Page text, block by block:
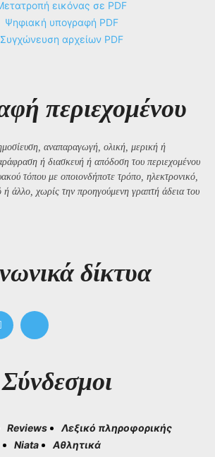
εικόνας σε PDF
Ψηφιακή υπογραφή PDF
Συγχώνευση αρχείων PDF
περιεχομένου
αναπαραγωγή, ολική, μερική ή
ή διασκευή ή απόδοση του περιεχομένου
τόπου με οποιονδήποτε τρόπο, ηλεκτρονικό,
ή άλλο, χωρίς την προηγούμενη γραπτή άδεια του
δίκτυα
Σύνδεσμοι
Reviews
Λεξικό πληροφορικής
Niata
Αθλητικά